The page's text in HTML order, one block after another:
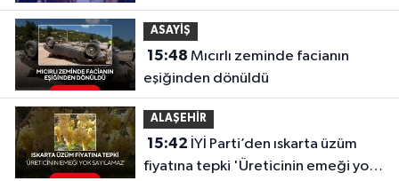
isimler dahil oldu
ASAYİŞ
15:48
eşiğinden dönüldü
ALAŞEHİR
15:42
fiyatına tepki 'Üreticinin emeği yok